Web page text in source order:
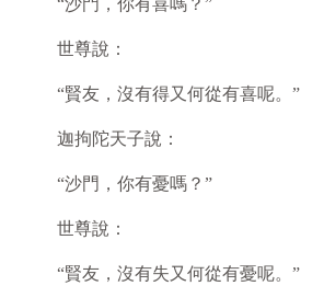
“沙門，你有喜嗎？”
世尊說：
“賢友，沒有得又何從有喜呢。”
迦拘陀天子說：
“沙門，你有憂嗎？”
世尊說：
“賢友，沒有失又何從有憂呢。”